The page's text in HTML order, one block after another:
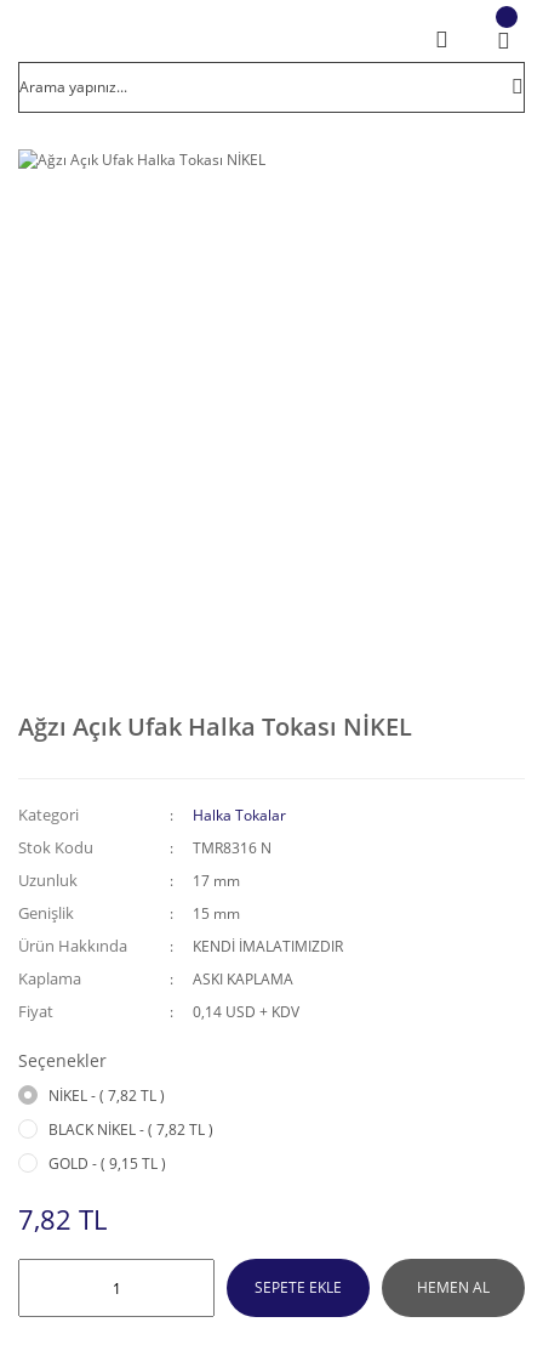
Ağzı Açık Ufak Halka Tokası NİKEL
Kategori Halka Tokalar
Stok Kodu TMR8316 N
Uzunluk 17 mm
Genişlik 15 mm
Ürün Hakkında KENDİ İMALATIMIZDIR
Kaplama ASKI KAPLAMA
Fiyat 0,14 USD + KDV
Seçenekler
NİKEL - ( 7,82 TL )
BLACK NİKEL - ( 7,82 TL )
GOLD - ( 9,15 TL )
7,82 TL
SEPETE EKLE HEMEN AL